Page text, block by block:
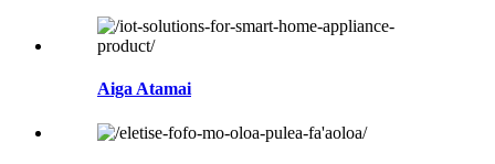
Aiga Atamai